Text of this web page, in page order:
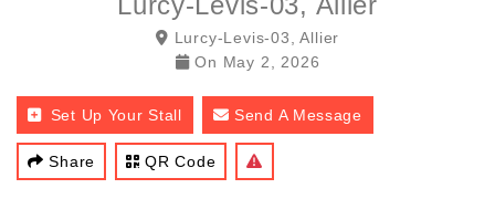
Lurcy-Levis-03, Allier
On May 2, 2026
Set Up Your Stall Send A Message
Share QR Code